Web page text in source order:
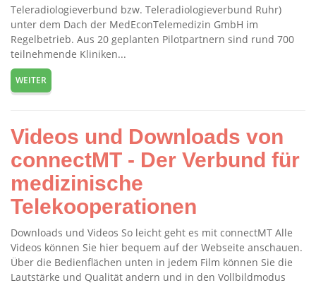
Teleradiologieverbund bzw. Teleradiologieverbund Ruhr)
unter dem Dach der MedEconTelemedizin GmbH im
Regelbetrieb. Aus 20 geplanten Pilotpartnern sind rund 700
teilnehmende Kliniken...
WEITER
Videos und Downloads von
connectMT - Der Verbund für
medizinische
Telekooperationen
Downloads und Videos So leicht geht es mit connectMT Alle
Videos können Sie hier bequem auf der Webseite anschauen.
Über die Bedienflächen unten in jedem Film können Sie die
Lautstärke und Qualität andern und in den Vollbildmodus